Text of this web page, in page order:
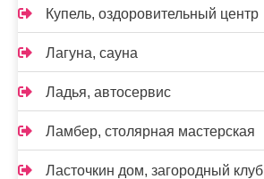
Купель, оздоровительный центр
Лагуна, сауна
Ладья, автосервис
Ламбер, столярная мастерская
Ласточкин дом, загородный клуб